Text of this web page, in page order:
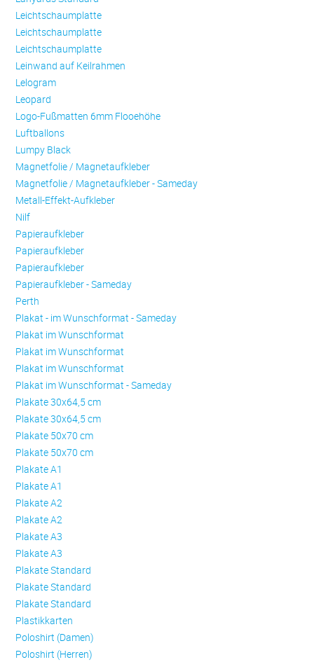
Leichtschaumplatte
Leichtschaumplatte
Leichtschaumplatte
Leinwand auf Keilrahmen
Lelogram
Leopard
Logo-Fußmatten 6mm Flooehöhe
Luftballons
Lumpy Black
Magnetfolie / Magnetaufkleber
Magnetfolie / Magnetaufkleber - Sameday
Metall-Effekt-Aufkleber
Nilf
Papieraufkleber
Papieraufkleber
Papieraufkleber
Papieraufkleber - Sameday
Perth
Plakat - im Wunschformat - Sameday
Plakat im Wunschformat
Plakat im Wunschformat
Plakat im Wunschformat
Plakat im Wunschformat - Sameday
Plakate 30x64,5 cm
Plakate 30x64,5 cm
Plakate 50x70 cm
Plakate 50x70 cm
Plakate A1
Plakate A1
Plakate A2
Plakate A2
Plakate A3
Plakate A3
Plakate Standard
Plakate Standard
Plakate Standard
Plastikkarten
Poloshirt (Damen)
Poloshirt (Herren)